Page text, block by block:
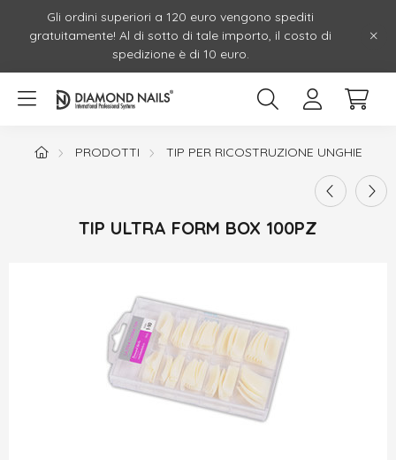
Gli ordini superiori a 120 euro vengono spediti
gratuitamente! Al di sotto di tale importo, il costo di
spedizione è di 10 euro.
PRODOTTI TIP PER RICOSTRUZIONE UNGHIE
TIP ULTRA FORM BOX 100PZ